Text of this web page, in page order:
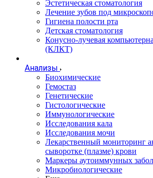
Эстетическая стоматология
Лечение зубов под
Гигиена полости рта
Детская стоматология
Конусно-лучевая
(КЛКТ)
Анализы
Биохимические
Гемостаз
Генетические
Гистологические
Иммунологические
Исследования кала
Исследования мочи
Лекарственный мониторинг
сыворотке (плазме) крови
Маркеры аутоиммунных
Микробиологические